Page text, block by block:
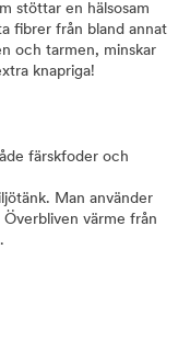
stöttar en hälsosam
fibrer från bland annat
och tarmen, minskar
knapriga!
färskfoder och
Man använder
värme från